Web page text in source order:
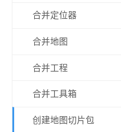
合并定位器
合并地图
合并工程
合并工具箱
创建地图切片包